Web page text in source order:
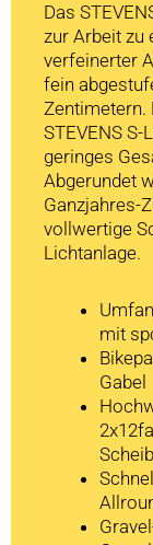
Das
zur Arbeit zu
verfeinerter
fein
Zentimetern.
STEVENS
geringes
Abgerundet
Ganzjahres-
vollwertige
Lichtanlage.
mit
Gabel